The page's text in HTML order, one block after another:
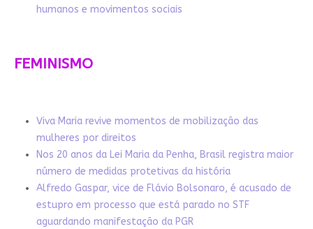
humanos e movimentos sociais
FEMINISMO
Viva Maria revive momentos de mobilização das
mulheres por direitos
Nos 20 anos da Lei Maria da Penha, Brasil registra maior
número de medidas protetivas da história
Alfredo Gaspar, vice de Flávio Bolsonaro, é acusado de
estupro em processo que está parado no STF
aguardando manifestação da PGR